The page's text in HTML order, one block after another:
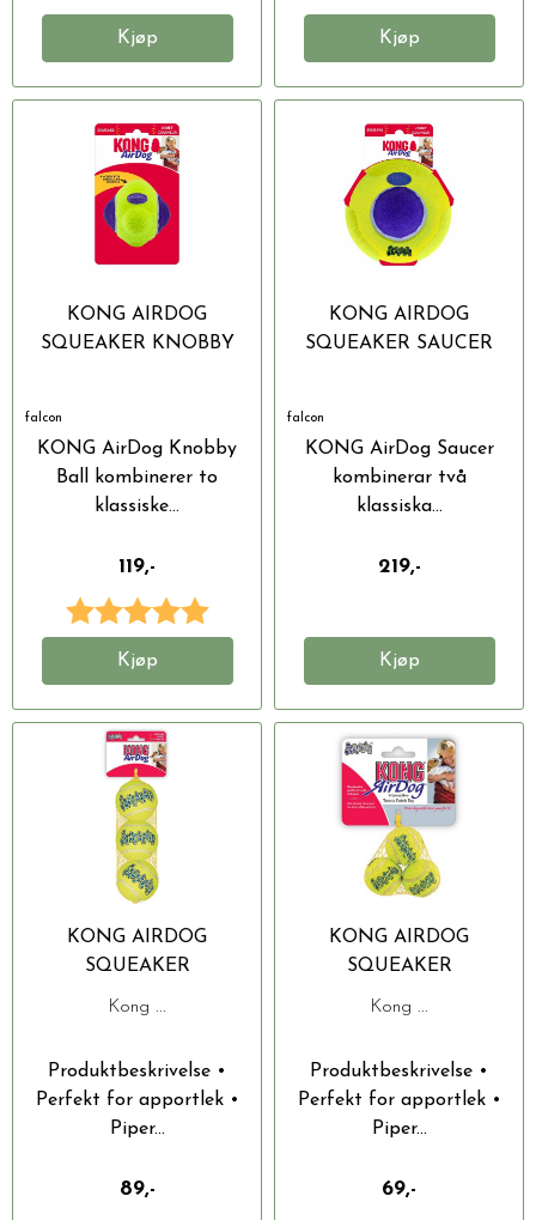
Kjøp Kjøp
KONG AIRDOG
SQUEAKER KNOBBY
falcon
KONG AirDog Knobby
Ball kombinerer to
klassiske...
119,-
Karakter: 5.0 av 5 mulige
Kjøp
KONG AIRDOG
SQUEAKER SAUCER
falcon
KONG AirDog Saucer
kombinerar två
klassiska...
219,-
Kjøp
KONG AIRDOG
SQUEAKER
TENNISBALL 3PACK S
Kong ...
Produktbeskrivelse •
Perfekt for apportlek •
Piper...
89,-
KONG AIRDOG
SQUEAKER
TENNISBALL 3PACK XS
Kong ...
Produktbeskrivelse •
Perfekt for apportlek •
Piper...
69,-